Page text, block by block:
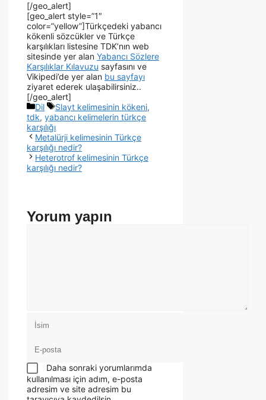
[/geo_alert]
[geo_alert style=”1″
color=”yellow”]Türkçedeki yabancı
kökenli sözcükler ve Türkçe
karşılıkları listesine TDK’nın web
sitesinde yer alan Yabancı Sözlere
Karşılıklar Kılavuzu sayfasını ve
Vikipedi’de yer alan bu sayfayı
ziyaret ederek ulaşabilirsiniz..
[/geo_alert]
Dil
Slayt kelimesinin kökeni,
tdk, yabancı kelimelerin türkçe
karşılığı
Metalürji kelimesinin Türkçe
karşılığı nedir?
Heterotrof kelimesinin Türkçe
karşılığı nedir?
Yorum yapın
Daha sonraki yorumlarımda
kullanılması için adım, e-posta
adresim ve site adresim bu